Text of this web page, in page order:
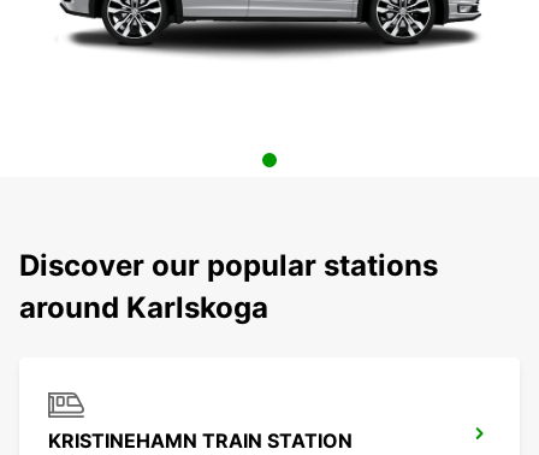
Discover our popular stations
around Karlskoga
KRISTINEHAMN TRAIN STATION